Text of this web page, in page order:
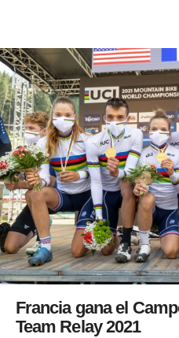
Francia gana el
Team Relay 2021